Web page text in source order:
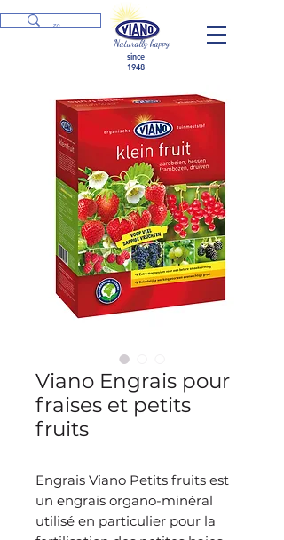
Naturally happy
since
1948
Viano Engrais pour
fraises et petits
fruits
Engrais Viano Petits fruits est
un engrais organo-minéral
utilisé en particulier pour la